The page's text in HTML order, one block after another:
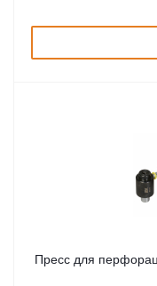
Пресс для